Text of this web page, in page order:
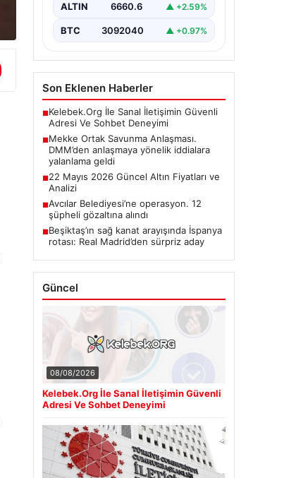
ALTIN 6660.6 ▲ +2.59%
BTC 3092040 ▲ +0.97%
Son Eklenen Haberler
■Kelebek.Org İle Sanal İletişimin Güvenli
Adresi Ve Sohbet Deneyimi
■Mekke Ortak Savunma Anlaşması.
DMM’den anlaşmaya yönelik iddialara
yalanlama geldi
■22 Mayıs 2026 Güncel Altın Fiyatları ve
Analizi
■Avcılar Belediyesi’ne operasyon. 12
şüpheli gözaltına alındı
■Beşiktaş’ın sağ kanat arayışında İspanya
rotası: Real Madrid’den sürpriz aday
Güncel
08/08/2026
Kelebek.Org İle Sanal İletişimin Güvenli
Adresi Ve Sohbet Deneyimi